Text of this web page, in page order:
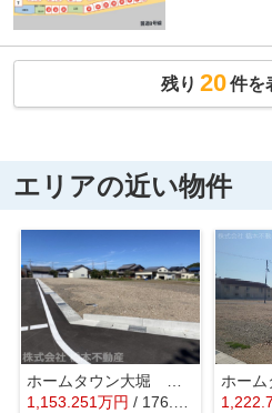
残り 20件を
エリアの近い物件
1,153.251万円 / 176.50㎡